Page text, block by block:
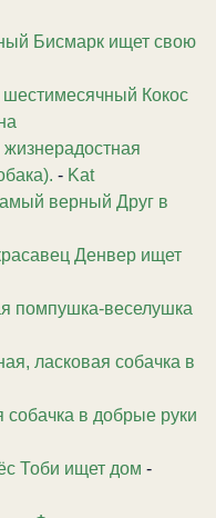
Бисмарк ищет свою
Кокос
- Kat
верный Друг в
Денвер ищет
помпушка-веселушка
ласковая собачка в
в добрые руки
Тоби ищет дом -